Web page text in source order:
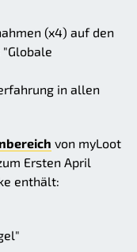
(x4) auf den
"Globale
in allen
von myLoot
Ersten April
enthält: